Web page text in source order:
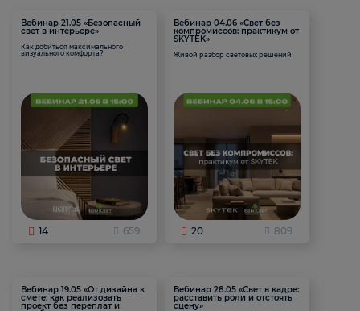
Вебинар 21.05 «Безопасный
свет в интерьере»
Как добиться максимального
визуального комфорта?
14 659
Вебинар 04.06 «Свет без
компромиссов: практикум от
SKYTEK»
Живой разбор световых решений
20 809
Вебинар 19.05 «От дизайна к
смете: как реализовать
проект без переплат и
Вебинар 28.05 «Свет в кадре:
расставить роли и отстоять
сцену»